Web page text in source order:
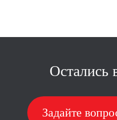
Остались
Задайте